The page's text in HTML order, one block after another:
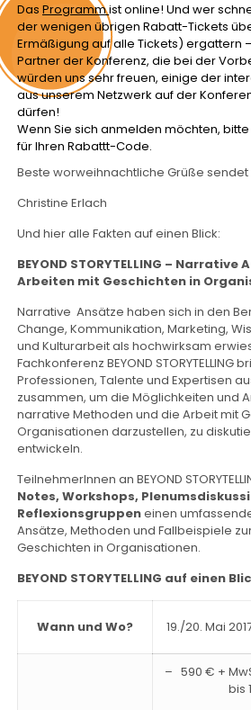
DasProgrammist online! Und wer
der wenigen übrigen Rabatt-Tickets über
Ermäßigung auf alle Tickets) ergattern
Partner der Konferenz, die bei der
würden uns sehr freuen, einige der
aus unserem Netzwerk auf der
dürfen!
Wenn Sie sich anmelden möchten,
für Ihren Rabattt-Code.
Beste worweihnachtliche Grüße sendet
Christine Erlach
Und hier alle Fakten auf einen Blick:
BEYOND STORYTELLING – Narrative
Arbeiten mit Geschichten in
Narrative Ansätze haben sich in den
Change, Kommunikation, Marketing,
und Kulturarbeit als hochwirksam
Fachkonferenz BEYOND
Professionen, Talente und Expertisen
zusammen, um die Möglichkeiten und
narrative Methoden und die Arbeit mit
Organisationen darzustellen, zu
entwickeln.
TeilnehmerInnen an BEYOND
Notes, Workshops,
Reflexionsgruppeneinen
Ansätze, Methoden und Fallbeispiele
Geschichten in Organisationen.
BEYOND STORYTELLING auf einen
Wann und Wo? 19./20. Mai
– 590 € +
bis